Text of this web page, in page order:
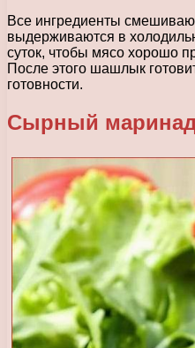
Все ингредиенты
выдерживаются в
суток, чтобы мясо хорошо
После этого шашлык
готовности.
Сырный